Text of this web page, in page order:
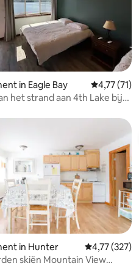
van 5 uit 5, 26 recensies
in Eagle Bay
4,77 (71)
het strand aan 4th Lake bij
van 5 uit 5, 36 recensies
in Hunter Gemiddelde
4,77 (327)
skiën Mountain View